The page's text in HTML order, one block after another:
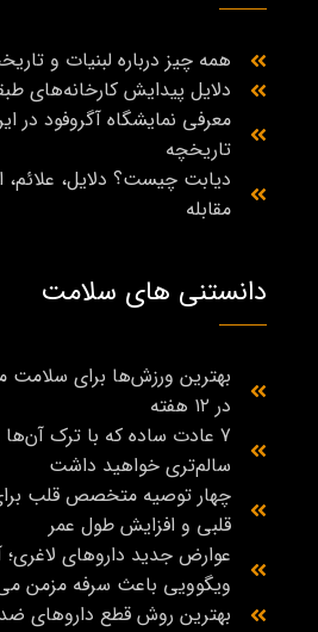
همه چیز درباره لبنیات و
دلایل پیدایش کارخانه‌های
معرفی نمایشگاه آگروفود در
تاریخچه
دیابت چیست؟ دلایل، علائم،
مقابله
دانستنی های سلامت
بهترین ورزش‌ها برای سلامت
در ۱۲ هفته
7 عادت ساده که با ترک
سالم‌تری خواهید داشت
چهار توصیه متخصص قلب
قلبی و افزایش طول عمر
عوارض جدید داروهای لاغری؛
ویگوویی باعث سرفه مزمن
بهترین روش قطع داروهای